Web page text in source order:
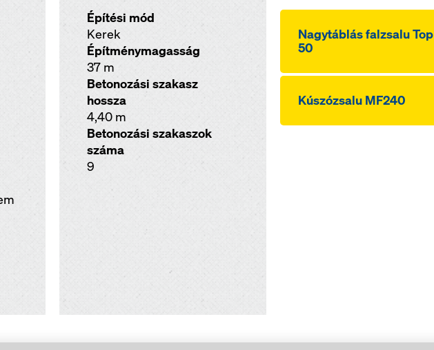
Építési mód
Kerek
Építménymagasság
37 m
Betonozási szakasz
hossza
4,40 m
Betonozási szakaszok
száma
9
Nagytáblás falzsalu Top
50
Kúszózsalu MF240